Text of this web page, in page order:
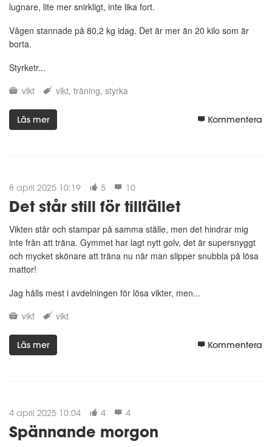
lugnare, lite mer snirkligt, inte lika fort.
Vågen stannade på 80,2 kg idag. Det är mer än 20 kilo som är
borta.
Styrketr...
vikt
vikt träning styrka
Läs mer Kommentera
8 april 2025 10:19 5 10
Det står still för tillfället
Vikten står och stampar på samma ställe, men det hindrar mig
inte från att träna. Gymmet har lagt nytt golv, det är supersnyggt
och mycket skönare att träna nu när man slipper snubbla på lösa
mattor!
Jag hålls mest i avdelningen för lösa vikter, men...
vikt
vikt
Läs mer Kommentera
4 april 2025 10:04 4 4
Spännande morgon